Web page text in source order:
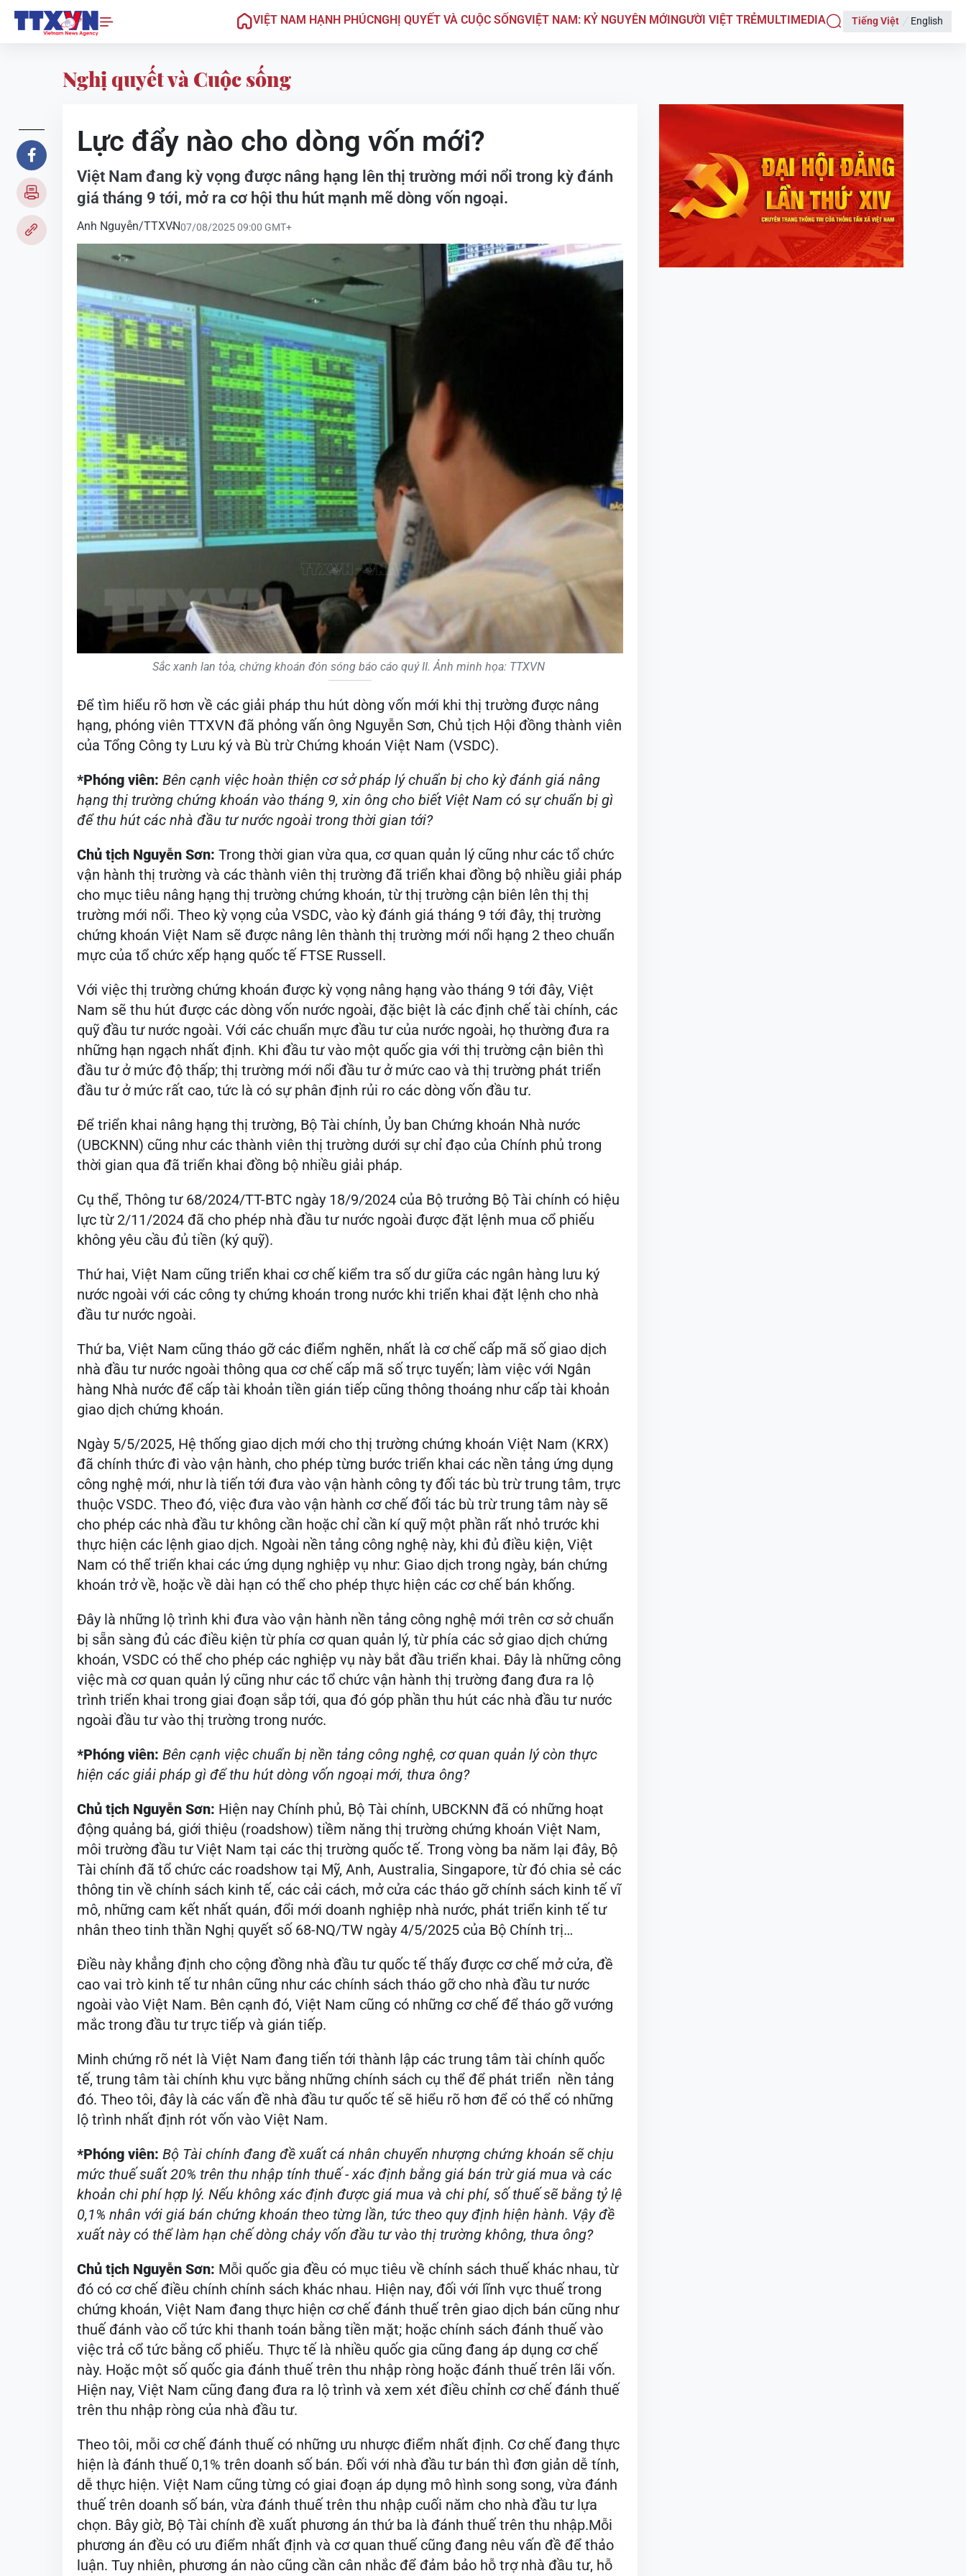
VIỆT NAM HẠNH PHÚCNGHỊ QUYẾT VÀ CUỘC SỐNGVIỆT NAM: KỶ NGUYÊN MỚINGƯỜI VIỆT TRẺMULTIMEDIA Tiếng Việt English
Nghị quyết và Cuộc sống
Lực đẩy nào cho dòng vốn mới?
Việt Nam đang kỳ vọng được nâng hạng lên thị trường mới nổi trong kỳ đánh
giá tháng 9 tới, mở ra cơ hội thu hút mạnh mẽ dòng vốn ngoại.
Anh Nguyễn/TTXVN07/08/2025 09:00 GMT+
Sắc xanh lan tỏa, chứng khoán đón sóng báo cáo quý II. Ảnh minh họa: TTXVN
Để tìm hiểu rõ hơn về các giải pháp thu hút dòng vốn mới khi thị trường được nâng
hạng, phóng viên TTXVN đã phỏng vấn ông Nguyễn Sơn, Chủ tịch Hội đồng thành viên
của Tổng Công ty Lưu ký và Bù trừ Chứng khoán Việt Nam (VSDC).
*Phóng viên: Bên cạnh việc hoàn thiện cơ sở pháp lý chuẩn bị cho kỳ đánh giá nâng
hạng thị trường chứng khoán vào tháng 9, xin ông cho biết Việt Nam có sự chuẩn bị gì
để thu hút các nhà đầu tư nước ngoài trong thời gian tới?
Chủ tịch Nguyễn Sơn: Trong thời gian vừa qua, cơ quan quản lý cũng như các tổ chức
vận hành thị trường và các thành viên thị trường đã triển khai đồng bộ nhiều giải pháp
cho mục tiêu nâng hạng thị trường chứng khoán, từ thị trường cận biên lên thị thị
trường mới nổi. Theo kỳ vọng của VSDC, vào kỳ đánh giá tháng 9 tới đây, thị trường
chứng khoán Việt Nam sẽ được nâng lên thành thị trường mới nổi hạng 2 theo chuẩn
mực của tổ chức xếp hạng quốc tế FTSE Russell.
Với việc thị trường chứng khoán được kỳ vọng nâng hạng vào tháng 9 tới đây, Việt
Nam sẽ thu hút được các dòng vốn nước ngoài, đặc biệt là các định chế tài chính, các
quỹ đầu tư nước ngoài. Với các chuẩn mực đầu tư của nước ngoài, họ thường đưa ra
những hạn ngạch nhất định. Khi đầu tư vào một quốc gia với thị trường cận biên thì
đầu tư ở mức độ thấp; thị trường mới nổi đầu tư ở mức cao và thị trường phát triển
đầu tư ở mức rất cao, tức là có sự phân định rủi ro các dòng vốn đầu tư.
Để triển khai nâng hạng thị trường, Bộ Tài chính, Ủy ban Chứng khoán Nhà nước
(UBCKNN) cũng như các thành viên thị trường dưới sự chỉ đạo của Chính phủ trong
thời gian qua đã triển khai đồng bộ nhiều giải pháp.
Cụ thể, Thông tư 68/2024/TT-BTC ngày 18/9/2024 của Bộ trưởng Bộ Tài chính có hiệu
lực từ 2/11/2024 đã cho phép nhà đầu tư nước ngoài được đặt lệnh mua cổ phiếu
không yêu cầu đủ tiền (ký quỹ).
Thứ hai, Việt Nam cũng triển khai cơ chế kiểm tra số dư giữa các ngân hàng lưu ký
nước ngoài với các công ty chứng khoán trong nước khi triển khai đặt lệnh cho nhà
đầu tư nước ngoài.
Thứ ba, Việt Nam cũng tháo gỡ các điểm nghẽn, nhất là cơ chế cấp mã số giao dịch
nhà đầu tư nước ngoài thông qua cơ chế cấp mã số trực tuyến; làm việc với Ngân
hàng Nhà nước để cấp tài khoản tiền gián tiếp cũng thông thoáng như cấp tài khoản
giao dịch chứng khoán.
Ngày 5/5/2025, Hệ thống giao dịch mới cho thị trường chứng khoán Việt Nam (KRX)
đã chính thức đi vào vận hành, cho phép từng bước triển khai các nền tảng ứng dụng
công nghệ mới, như là tiến tới đưa vào vận hành công ty đối tác bù trừ trung tâm, trực
thuộc VSDC. Theo đó, việc đưa vào vận hành cơ chế đối tác bù trừ trung tâm này sẽ
cho phép các nhà đầu tư không cần hoặc chỉ cần kí quỹ một phần rất nhỏ trước khi
thực hiện các lệnh giao dịch. Ngoài nền tảng công nghệ này, khi đủ điều kiện, Việt
Nam có thể triển khai các ứng dụng nghiệp vụ như: Giao dịch trong ngày, bán chứng
khoán trở về, hoặc về dài hạn có thể cho phép thực hiện các cơ chế bán khống.
Đây là những lộ trình khi đưa vào vận hành nền tảng công nghệ mới trên cơ sở chuẩn
bị sẵn sàng đủ các điều kiện từ phía cơ quan quản lý, từ phía các sở giao dịch chứng
khoán, VSDC có thể cho phép các nghiệp vụ này bắt đầu triển khai. Đây là những công
việc mà cơ quan quản lý cũng như các tổ chức vận hành thị trường đang đưa ra lộ
trình triển khai trong giai đoạn sắp tới, qua đó góp phần thu hút các nhà đầu tư nước
ngoài đầu tư vào thị trường trong nước.
*Phóng viên: Bên cạnh việc chuẩn bị nền tảng công nghệ, cơ quan quản lý còn thực
hiện các giải pháp gì để thu hút dòng vốn ngoại mới, thưa ông?
Chủ tịch Nguyễn Sơn: Hiện nay Chính phủ, Bộ Tài chính, UBCKNN đã có những hoạt
động quảng bá, giới thiệu (roadshow) tiềm năng thị trường chứng khoán Việt Nam,
môi trường đầu tư Việt Nam tại các thị trường quốc tế. Trong vòng ba năm lại đây, Bộ
Tài chính đã tổ chức các roadshow tại Mỹ, Anh, Australia, Singapore, từ đó chia sẻ các
thông tin về chính sách kinh tế, các cải cách, mở cửa các tháo gỡ chính sách kinh tế vĩ
mô, những cam kết nhất quán, đổi mới doanh nghiệp nhà nước, phát triển kinh tế tư
nhân theo tinh thần Nghị quyết số 68-NQ/TW ngày 4/5/2025 của Bộ Chính trị…
Điều này khẳng định cho cộng đồng nhà đầu tư quốc tế thấy được cơ chế mở cửa, đề
cao vai trò kinh tế tư nhân cũng như các chính sách tháo gỡ cho nhà đầu tư nước
ngoài vào Việt Nam. Bên cạnh đó, Việt Nam cũng có những cơ chế để tháo gỡ vướng
mắc trong đầu tư trực tiếp và gián tiếp.
Minh chứng rõ nét là Việt Nam đang tiến tới thành lập các trung tâm tài chính quốc
tế, trung tâm tài chính khu vực bằng những chính sách cụ thể để phát triển nền tảng
đó. Theo tôi, đây là các vấn đề nhà đầu tư quốc tế sẽ hiểu rõ hơn để có thể có những
lộ trình nhất định rót vốn vào Việt Nam.
*Phóng viên: Bộ Tài chính đang đề xuất cá nhân chuyển nhượng chứng khoán sẽ chịu
mức thuế suất 20% trên thu nhập tính thuế - xác định bằng giá bán trừ giá mua và các
khoản chi phí hợp lý. Nếu không xác định được giá mua và chi phí, số thuế sẽ bằng tỷ lệ
0,1% nhân với giá bán chứng khoán theo từng lần, tức theo quy định hiện hành. Vậy đề
xuất này có thể làm hạn chế dòng chảy vốn đầu tư vào thị trường không, thưa ông?
Chủ tịch Nguyễn Sơn: Mỗi quốc gia đều có mục tiêu về chính sách thuế khác nhau, từ
đó có cơ chế điều chính chính sách khác nhau. Hiện nay, đối với lĩnh vực thuế trong
chứng khoán, Việt Nam đang thực hiện cơ chế đánh thuế trên giao dịch bán cũng như
thuế đánh vào cổ tức khi thanh toán bằng tiền mặt; hoặc chính sách đánh thuế vào
việc trả cổ tức bằng cổ phiếu. Thực tế là nhiều quốc gia cũng đang áp dụng cơ chế
này. Hoặc một số quốc gia đánh thuế trên thu nhập ròng hoặc đánh thuế trên lãi vốn.
Hiện nay, Việt Nam cũng đang đưa ra lộ trình và xem xét điều chỉnh cơ chế đánh thuế
trên thu nhập ròng của nhà đầu tư.
Theo tôi, mỗi cơ chế đánh thuế có những ưu nhược điểm nhất định. Cơ chế đang thực
hiện là đánh thuế 0,1% trên doanh số bán. Đối với nhà đầu tư bán thì đơn giản dễ tính,
dễ thực hiện. Việt Nam cũng từng có giai đoạn áp dụng mô hình song song, vừa đánh
thuế trên doanh số bán, vừa đánh thuế trên thu nhập cuối năm cho nhà đầu tư lựa
chọn. Bây giờ, Bộ Tài chính đề xuất phương án thứ ba là đánh thuế trên thu nhập.Mỗi
phương án đều có ưu điểm nhất định và cơ quan thuế cũng đang nêu vấn đề để thảo
luận. Tuy nhiên, phương án nào cũng cần cân nhắc để đảm bảo hỗ trợ nhà đầu tư, hỗ